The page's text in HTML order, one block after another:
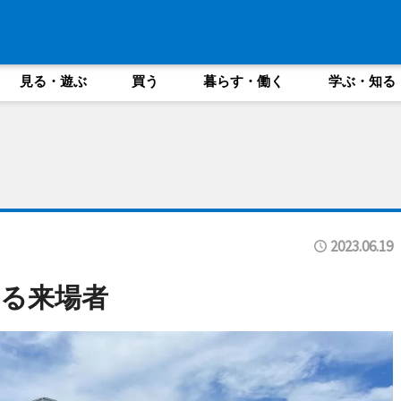
見る・遊ぶ 買う 暮らす・働く 学ぶ・知る
2023.06.19
来場者